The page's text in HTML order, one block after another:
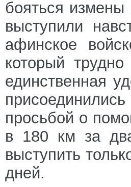
бояться
выступили
афинское
который
единственная
просьбой о
в 180 км за
выступить
дней.